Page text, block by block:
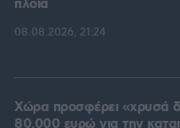
πλοία
08.08.2026, 21:24
Χώρα προσφέρει «χρυσά